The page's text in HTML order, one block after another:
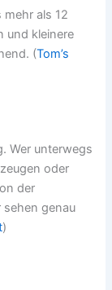
als 12
und kleinere
(Tom’s
Wer unterwegs
oder
der
sehen genau
)